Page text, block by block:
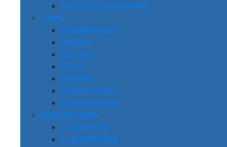
3 контура уплотнения
Стиль
Современные
Модерн
Хай-тек
Техно
Прованс
Классические
Оригинальные
Комплектация
С коробкой
С фурнитурой